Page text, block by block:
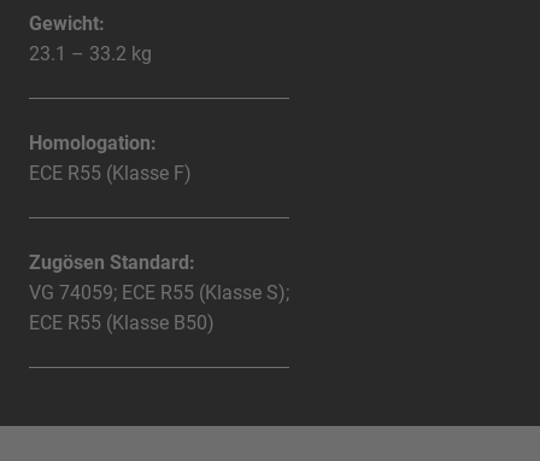
Gewicht:
23.1 – 33.2 kg
Homologation:
ECE R55 (Klasse F)
Zugösen Standard:
VG 74059; ECE R55 (Klasse S);
ECE R55 (Klasse B50)